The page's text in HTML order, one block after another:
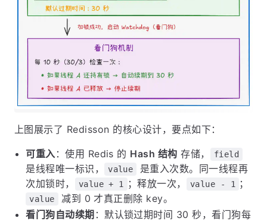
上图展示了 Redisson 的核心设计，要点如下：
可重入 ：使用 Redis 的 Hash 结构 存储， field
是线程唯一标识， value
是重入次数。同一线程再
次加锁时，
value + 1 ；释放一次， value - 1 ；
value
减到 0 才真正删除 key。
看门狗自动续期 ：默认锁过期时间 30 秒，看门狗每